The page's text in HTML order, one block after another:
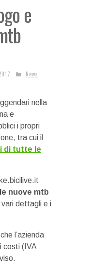
e
News
nella
e
i propri
tra cui il
di tutte le
nuove mtb
vari dettagli e i
l’azienda
costi (IVA